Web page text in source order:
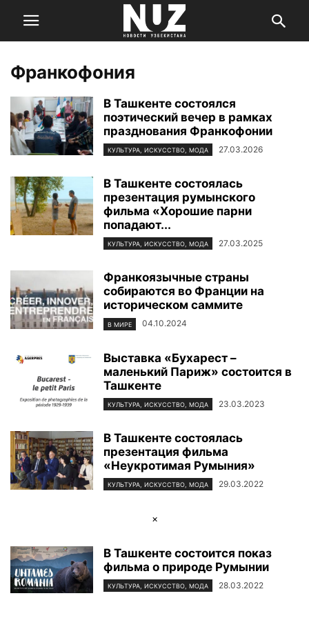
Франкофония
В Ташкенте состоялся
поэтический вечер в рамках
празднования Франкофонии
КУЛЬТУРА, ИСКУССТВО, МОДА 27.03.2026
В Ташкенте состоялась
презентация румынского
фильма «Хорошие парни
попадают...
КУЛЬТУРА, ИСКУССТВО, МОДА 27.03.2025
Франкоязычные страны
собираются во Франции на
историческом саммите
В МИРЕ 04.10.2024
Выставка «Бухарест –
маленький Париж» состоится в
Ташкенте
КУЛЬТУРА, ИСКУССТВО, МОДА 23.03.2023
В Ташкенте состоялась
презентация фильма
«Неукротимая Румыния»
КУЛЬТУРА, ИСКУССТВО, МОДА 29.03.2022
×
В Ташкенте состоится показ
фильма о природе Румынии
КУЛЬТУРА, ИСКУССТВО, МОДА 28.03.2022